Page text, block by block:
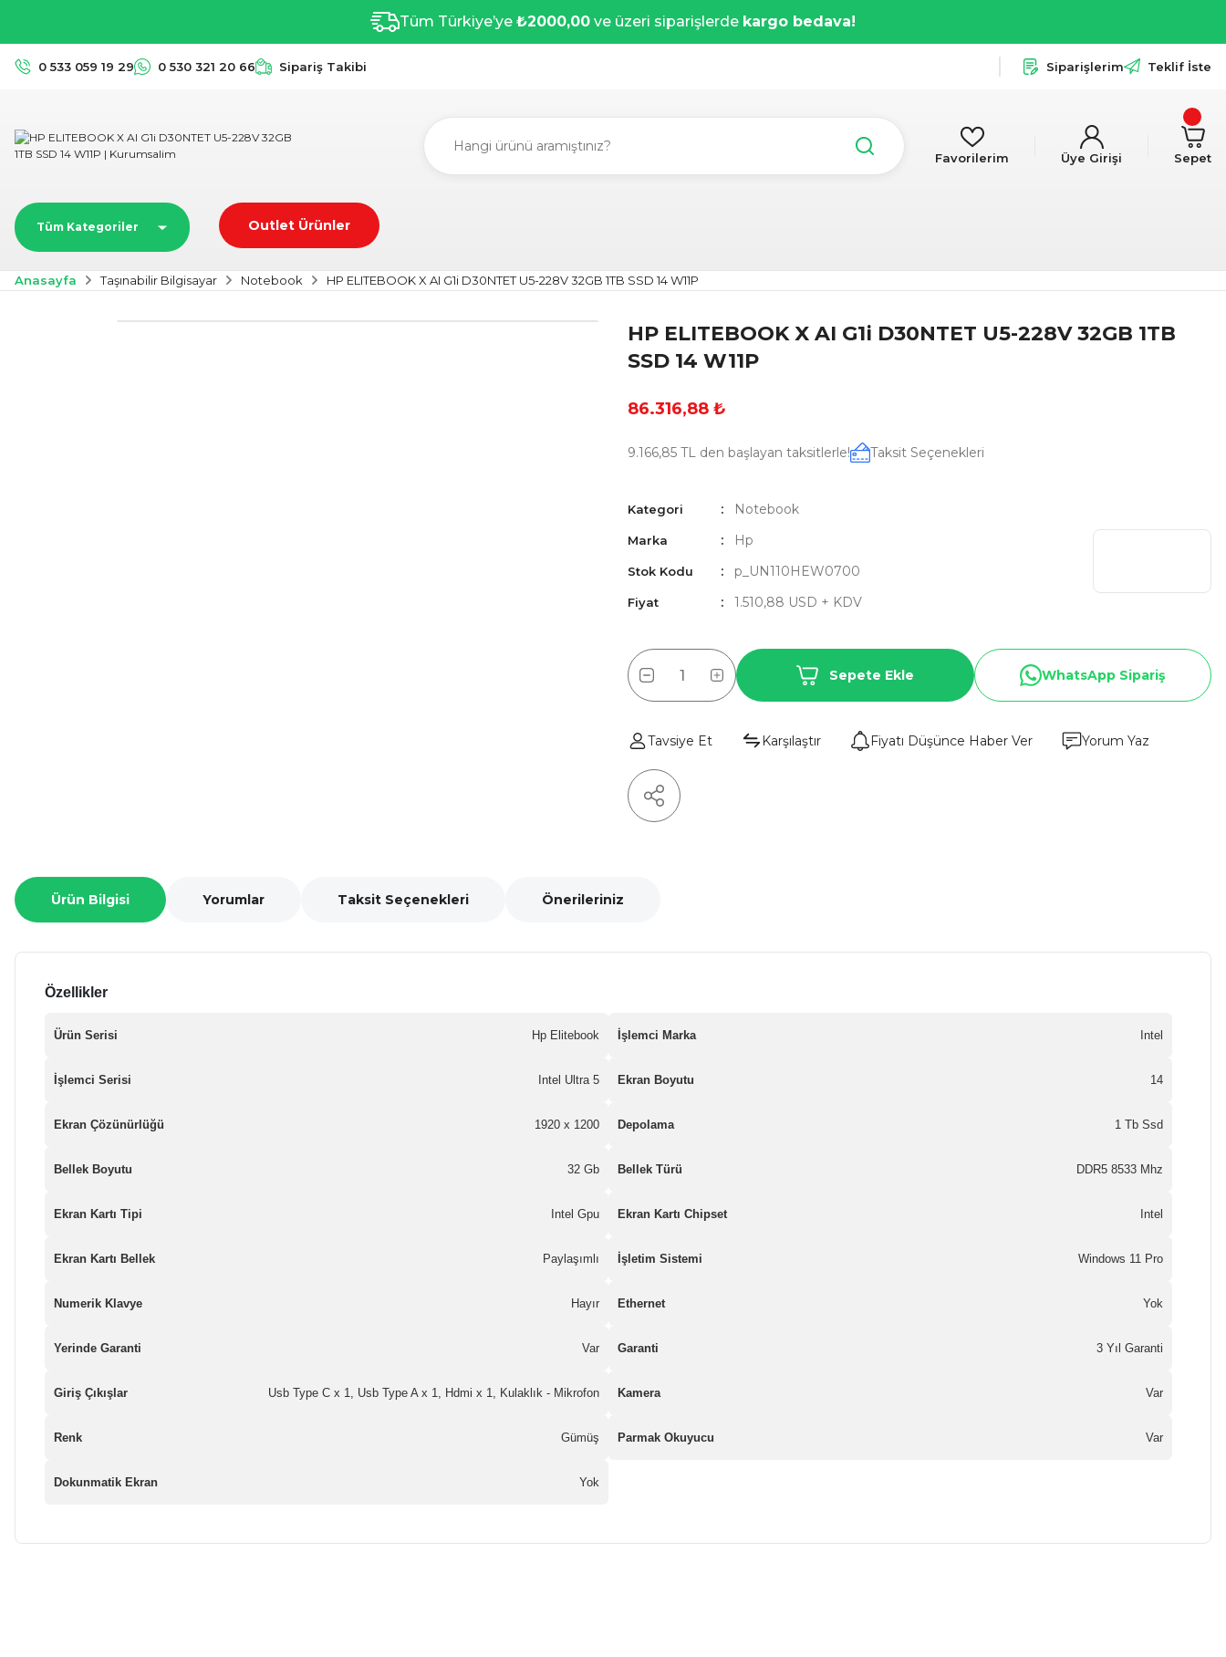
Tüm Türkiye’ye ₺2000,00 ve üzeri siparişlerde kargo bedava!
0 533 059 19 29 0 530 321 20 66 Sipariş Takibi Siparişlerim Teklif İste
Favorilerim Üye Girişi Sepet
Tüm Kategoriler Outlet Ürünler
Anasayfa Taşınabilir Bilgisayar Notebook HP ELITEBOOK X AI G1i D30NTET U5-228V 32GB 1TB SSD 14 W11P
HP ELITEBOOK X AI G1i D30NTET U5-228V 32GB 1TB
SSD 14 W11P
86.316,88 ₺
9.166,85 TL den başlayan taksitlerle! Taksit Seçenekleri
Kategori Notebook
Marka Hp
Stok Kodu p_UN110HEW0700
Fiyat 1.510,88 USD + KDV
Sepete Ekle WhatsApp Sipariş
Tavsiye Et Karşılaştır Fiyatı Düşünce Haber Ver Yorum Yaz
Ürün Bilgisi Yorumlar Taksit Seçenekleri Önerileriniz
Özellikler
Ürün Serisi Hp Elitebook İşlemci Marka Intel
İşlemci Serisi Intel Ultra 5 Ekran Boyutu 14
Ekran Çözünürlüğü 1920 x 1200 Depolama 1 Tb Ssd
Bellek Boyutu 32 Gb Bellek Türü DDR5 8533 Mhz
Ekran Kartı Tipi Intel Gpu Ekran Kartı Chipset Intel
Ekran Kartı Bellek Paylaşımlı İşletim Sistemi Windows 11 Pro
Numerik Klavye Hayır Ethernet Yok
Yerinde Garanti Var Garanti 3 Yıl Garanti
Giriş Çıkışlar Usb Type C x 1, Usb Type A x 1, Hdmi x 1, Kulaklık - Mikrofon Kamera Var
Renk Gümüş Parmak Okuyucu Var
Dokunmatik Ekran Yok